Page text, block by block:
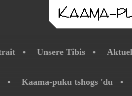
Unsere Tibis
Kaama-puku tshogs 'du